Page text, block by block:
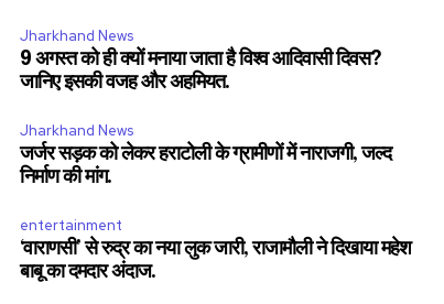
11,243
Jharkhand News
9 अगस्त को ही क्यों मनाया जाता है विश्व आदिवासी दिवस?
जानिए इसकी वजह और अहमियत.
Jharkhand News
जर्जर सड़क को लेकर हराटोली के ग्रामीणों में नाराजगी, जल्द
निर्माण की मांग.
entertainment
‘वाराणसी’ से रुद्र का नया लुक जारी, राजामौली ने दिखाया महेश
बाबू का दमदार अंदाज.